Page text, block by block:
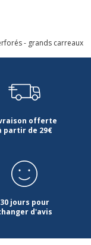
- grands carreaux
offerte
partir de 29€
30 jours pour
d'avis